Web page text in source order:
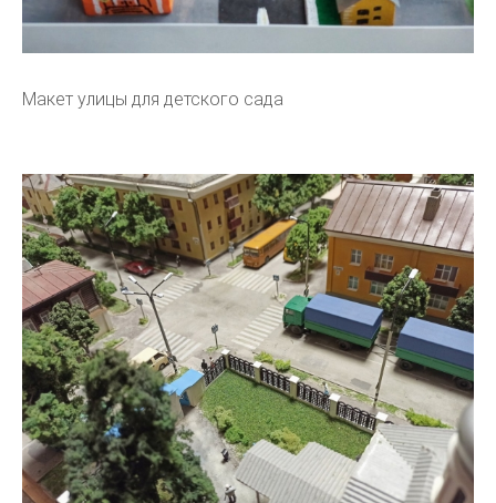
Макет улицы для детского сада